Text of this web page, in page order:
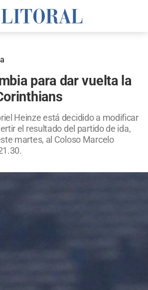
para dar vuelta la
Heinze está decidido a modificar
el resultado del partido de ida,
martes, al Coloso Marcelo